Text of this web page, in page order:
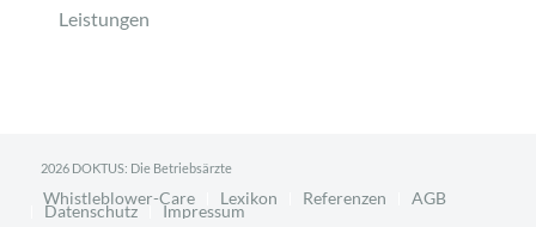
Leistungen
2026 DOKTUS: Die Betriebsärzte
Whistleblower-Care Lexikon Referenzen AGB
Datenschutz Impressum